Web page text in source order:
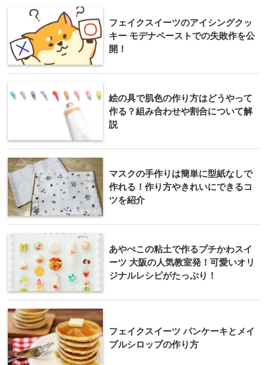
フェイクスイーツのアイシングクッ
キー モデナペーストでの失敗作を公
開！
絵の具で肌色の作り方はどうやって
作る？組み合わせや割合について解
説
マスクの手作りは簡単に型紙なしで
作れる！作り方やきれいにできるコ
ツを紹介
あやぺこの粘土で作るプチかわスイ
ーツ 大阪の人気教室発！可愛いオリ
ジナルレシピがたっぷり！
フェイクスイーツ パンケーキとメイ
プルシロップの作り方